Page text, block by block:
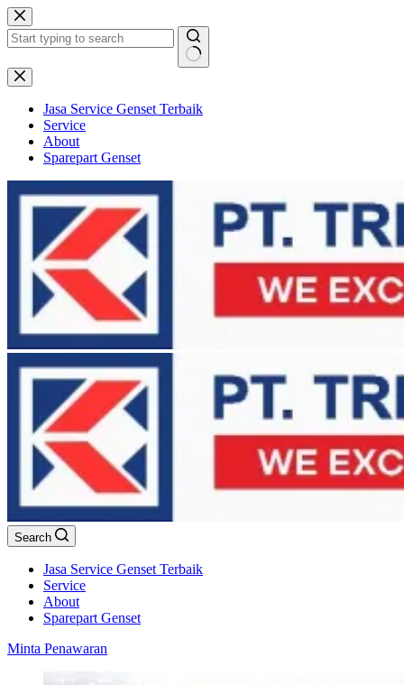
Skip
to
content
No
results
Jasa Service Genset Terbaik
Service
About
Sparepart Genset
Search
Jasa Service Genset Terbaik
Service
About
Sparepart Genset
Minta Penawaran